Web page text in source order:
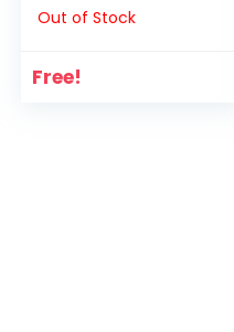
Out of Stock
Free!